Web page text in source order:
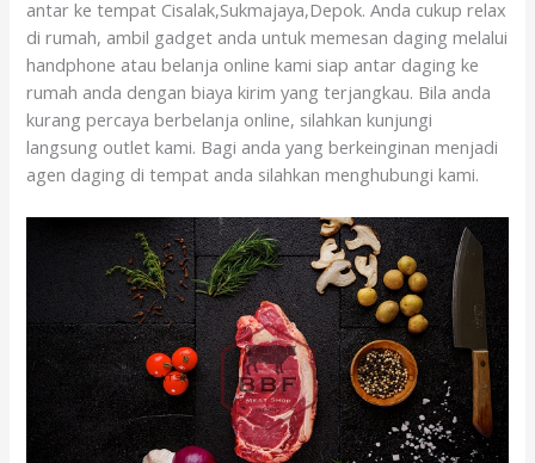
antar ke tempat Cisalak,Sukmajaya,Depok. Anda cukup relax
di rumah, ambil gadget anda untuk memesan daging melalui
handphone atau belanja online kami siap antar daging ke
rumah anda dengan biaya kirim yang terjangkau. Bila anda
kurang percaya berbelanja online, silahkan kunjungi
langsung outlet kami. Bagi anda yang berkeinginan menjadi
agen daging di tempat anda silahkan menghubungi kami.